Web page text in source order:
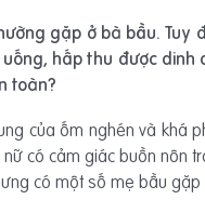
gặp ở bà bầu.
hấp thu được
toàn?
của ốm nghén và
có cảm giác buồn nôn
có một số mẹ bầu